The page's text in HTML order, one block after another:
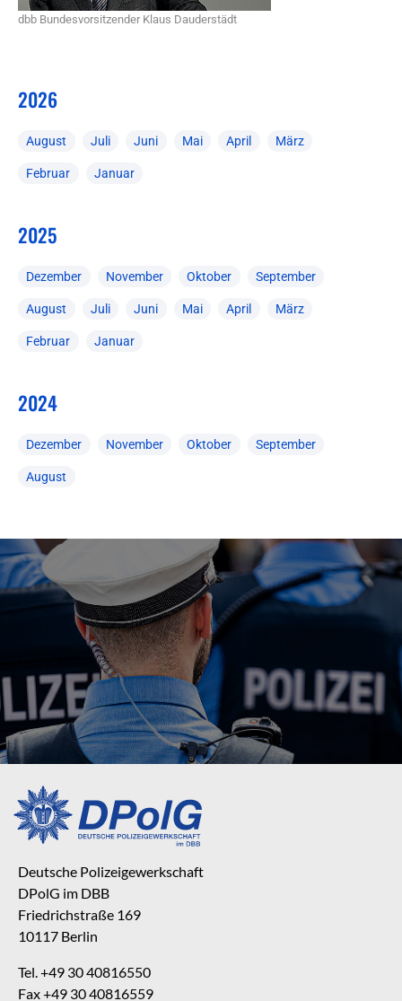
dbb Bundesvorsitzender Klaus Dauderstädt
2026
August Juli Juni Mai April März
Februar Januar
2025
Dezember November Oktober September
August Juli Juni Mai April März
Februar Januar
2024
Dezember November Oktober September
August
Deutsche Polizeigewerkschaft
DPolG im DBB
Friedrichstraße 169
10117 Berlin
Tel. +49 30 40816550
Fax +49 30 40816559